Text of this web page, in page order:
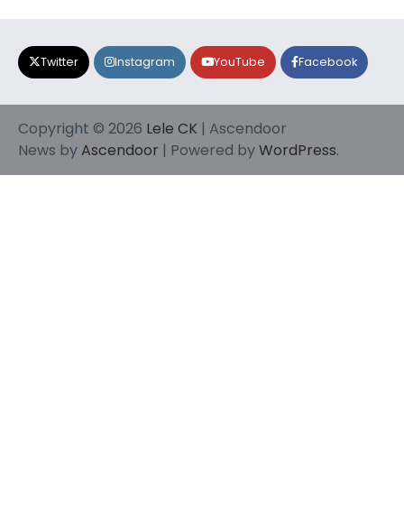
Twitter Instagram YouTube Facebook
Copyright © 2026 Lele CK | Ascendoor
News byAscendoor | Powered byWordPress.